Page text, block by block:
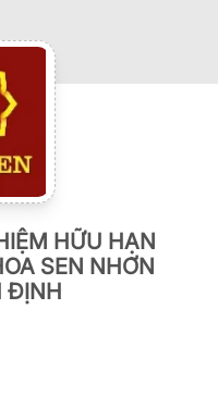
HỮU HẠN
SEN NHƠN
ĐỊNH